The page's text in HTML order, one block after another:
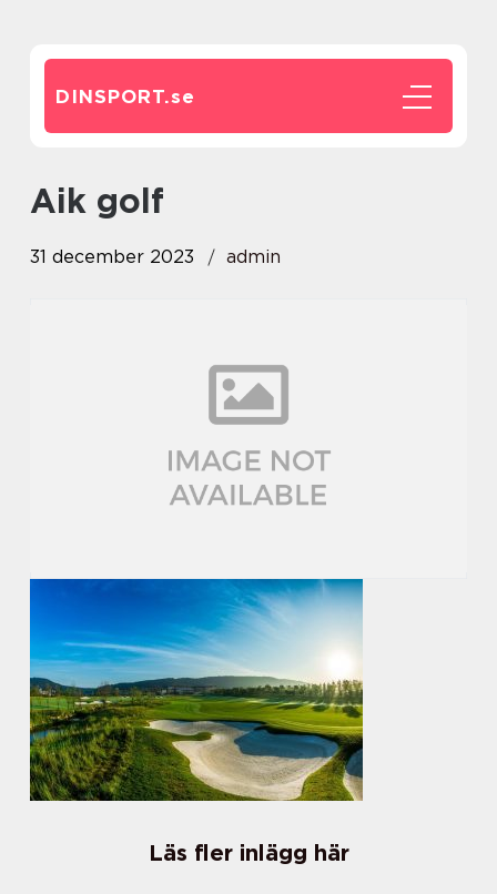
DINSPORT.se
aik golf
31 december 2023 admin
Läs fler inlägg här